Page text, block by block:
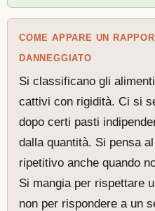
COME APPARE UN
DANNEGGIATO
Si classificano gli
cattivi con rigidità. Ci si
dopo certi pasti
dalla quantità. Si pensa
ripetitivo anche quando
Si mangia per rispettare
non per rispondere a un